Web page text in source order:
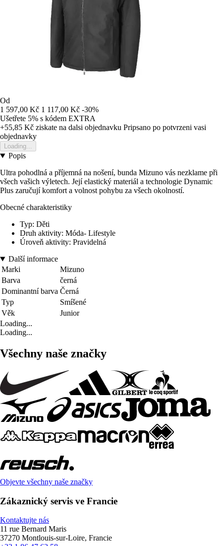
Od
1 597,00 Kč 1 117,00 Kč -30%
Ušetřete 5% s kódem EXTRA
+55,85 Kč ziskate na dalsi objednavku Pripsano po potvrzeni vasi
objednavky
Loading...
Popis
Ultra pohodlná a příjemná na nošení, bunda Mizuno vás nezklame při
všech vašich výletech. Její elastický materiál a technologie Dynamic
Plus zaručují komfort a volnost pohybu za všech okolností.
Obecné charakteristiky
Typ: Děti
Druh aktivity: Móda- Lifestyle
Úroveň aktivity: Pravidelná
Další informace
Marki
Mizuno
Barva
černá
Dominantní barva Černá
Typ
Smíšené
Věk
Junior
Loading...
Loading...
Všechny naše značky
Objevte všechny naše značky
Zákaznický servis ve Francie
Kontaktujte nás
11 rue Bernard Maris
37270 Montlouis-sur-Loire, Francie